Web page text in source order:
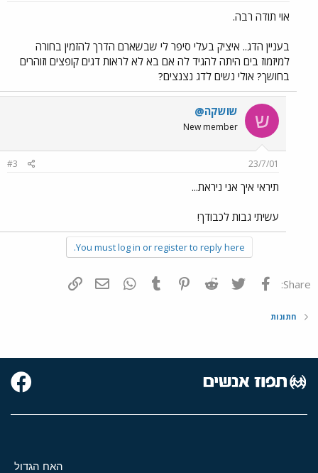
אוי תודה רבה.
בעניין הדג.. איציק בעלי סיפר לי שבשארם הדרך להזמין בחורה
למיזמוז בים היתה להגיד לה אם בא לא לראות דגים קופצים וזוהרים
בחושך? אולי נשים לדג נצנצים?
ש שושקה@
New member
23/7/01
#3
תיראי איך אני ניראת...
עשיתי גבות לכבודך!
You must log in or register to reply here.
Share: פייסבוק Twitter
Reddit
Pinterest
Tumblr
WhatsAppדואר אלקטרוני
חתונות
האח הגדול